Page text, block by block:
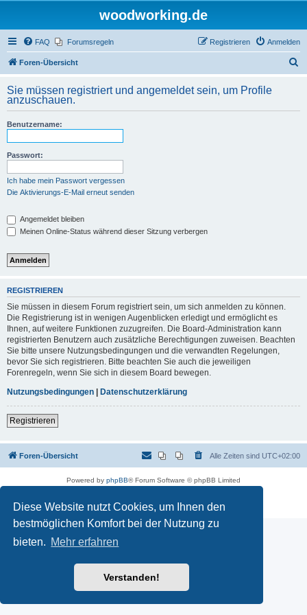
Diese Website nutzt Cookies, um Ihnen den
bestmöglichen Komfort bei der Nutzung zu
bieten. Mehr erfahren
Verstanden!
woodworking.de
FAQ Forumsregeln Anmelden
Registrieren
Foren-Übersicht
h
Sie müssen registriert und angemeldet sein, um Profile
anzuschauen.
Benutzername:
Passwort:
Ich habe mein Passwort vergessen
Die Aktivierungs-E-Mail erneut senden
Angemeldet bleiben
Meinen Online-Status während dieser Sitzung verbergen
REGISTRIEREN
Sie müssen in diesem Forum registriert sein, um sich anmelden zu können.
Die Registrierung ist in wenigen Augenblicken erledigt und ermöglicht es
Ihnen, auf weitere Funktionen zuzugreifen. Die Board-Administration kann
registrierten Benutzern auch zusätzliche Berechtigungen zuweisen. Beachten
Sie bitte unsere Nutzungsbedingungen und die verwandten Regelungen,
bevor Sie sich registrieren. Bitte beachten Sie auch die jeweiligen
Forenregeln, wenn Sie sich in diesem Board bewegen.
Nutzungsbedingungen | Datenschutzerklärung
Registrieren
Foren-Übersicht Alle Zeiten sind UTC+02:00
Powered by phpBB® Forum Software © phpBB Limited
Datenschutz|Nutzungsbedingungen